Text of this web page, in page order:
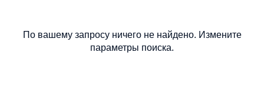
По вашему запросу ничего не найдено. Измените
параметры поиска.